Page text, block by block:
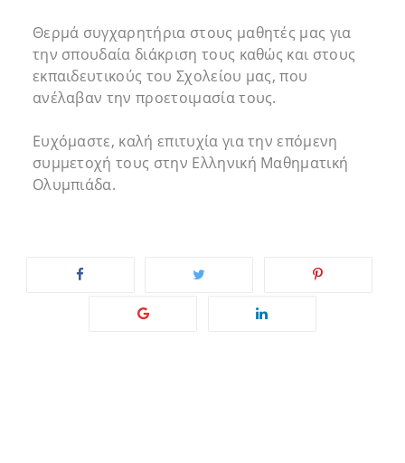
Θερμά συγχαρητήρια στους μαθητές μας για
την σπουδαία διάκριση τους καθώς και στους
εκπαιδευτικούς του Σχολείου μας, που
ανέλαβαν την προετοιμασία τους.
Ευχόμαστε, καλή επιτυχία για την επόμενη
συμμετοχή τους στην Ελληνική Μαθηματική
Ολυμπιάδα.